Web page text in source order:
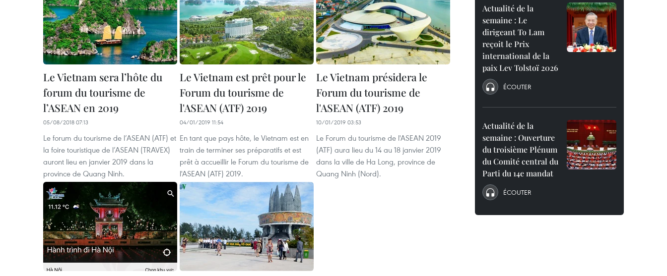
Le Vietnam sera l’hôte du
forum du tourisme de
l’ASEAN en 2019
05/08/2018 07:13
Le forum du tourisme de l’ASEAN (ATF) et
la foire touristique de l’ASEAN (TRAVEX)
auront lieu en janvier 2019 dans la
province de Quang Ninh.
Le Vietnam est prêt pour le
Forum du tourisme de
l'ASEAN (ATF) 2019
04/01/2019 11:54
En tant que pays hôte, le Vietnam est en
train de terminer ses préparatifs et est
prêt à accueillir le Forum du tourisme de
l'ASEAN (ATF) 2019.
Le Vietnam présidera le
Forum du tourisme de
l'ASEAN (ATF) 2019
10/01/2019 03:53
Le Forum du tourisme de l'ASEAN 2019
(ATF) aura lieu du 14 au 18 janvier 2019
dans la ville de Ha Long, province de
Quang Ninh (Nord).
Actualité de la
semaine : Le
dirigeant To Lam
reçoit le Prix
international de la
paix Lev Tolstoï 2026
ÉCOUTER
Actualité de la
semaine : Ouverture
du troisième Plénum
du Comité central du
Parti du 14e mandat
ÉCOUTER